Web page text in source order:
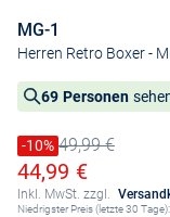
MG-1
Herren Retro Boxer -
69 Personen
Preis reduziert um
-10%
Alter Preis49,99 €
Ermäßigter Preis
44,99 €
Inkl. MwSt. zzgl.
Niedrigster Preis (letzte 30 Tage):